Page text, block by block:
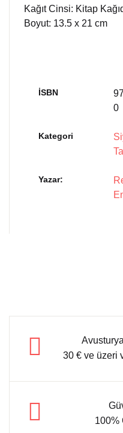
Kağıt Cinsi: Kitap
Boyut: 13.5 x 21 cm
İSBN
0
Kategori
Yazar
30 € ve üzeri
100%